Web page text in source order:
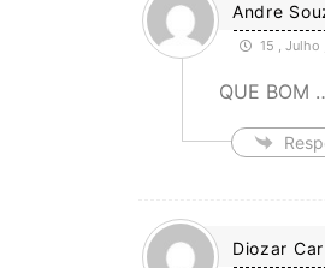
Andre
15 , Julho
QUE BOM
Diozar